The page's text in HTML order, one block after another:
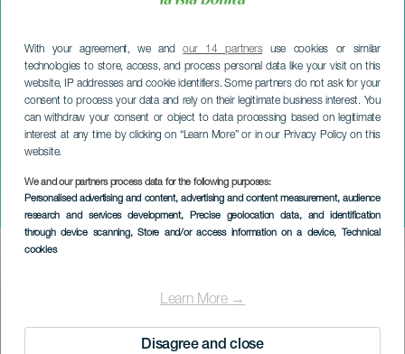
With your agreement, we andour 14 partnersuse cookies or similar
technologies to store, access, and process personal data like your visit on this
website, IP addresses and cookie identifiers. Some partners do not ask for your
consent to process your data and rely on their legitimate business interest. You
can withdraw your consent or object to data processing based on legitimate
interest at any time by clicking on “Learn More” or in our Privacy Policy on this
website.
We and our partners process data for the following purposes:
Personalised advertising and content, advertising and content measurement, audience
research and services development, Precise geolocation data, and identification
through device scanning, Store and/or access information on a device, Technical
cookies
Learn More →
Disagree and close
The Mahoney Soul Band
LA PALMA
Imagen